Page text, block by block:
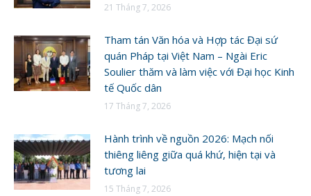
21 Tháng 7, 2026
Tham tán Văn hóa và Hợp tác Đại sứ
quán Pháp tại Việt Nam – Ngài Eric
Soulier thăm và làm việc với Đại học Kinh
tế Quốc dân
17 Tháng 7, 2026
Hành trình về nguồn 2026: Mạch nối
thiêng liêng giữa quá khứ, hiện tại và
tương lai
15 Tháng 7, 2026